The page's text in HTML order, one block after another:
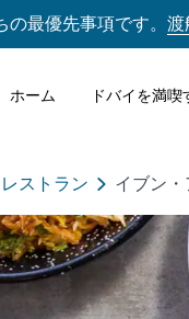
最優先事項です。
ホーム ドバイを満喫
レストラン イブン